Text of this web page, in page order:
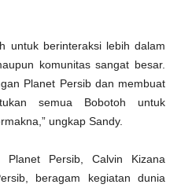
untuk berinteraksi lebih dalam
komunitas sangat besar.
Planet Persib dan membuat
semua Bobotoh untuk
ungkap Sandy.
Persib, Calvin Kizana
beragam kegiatan dunia